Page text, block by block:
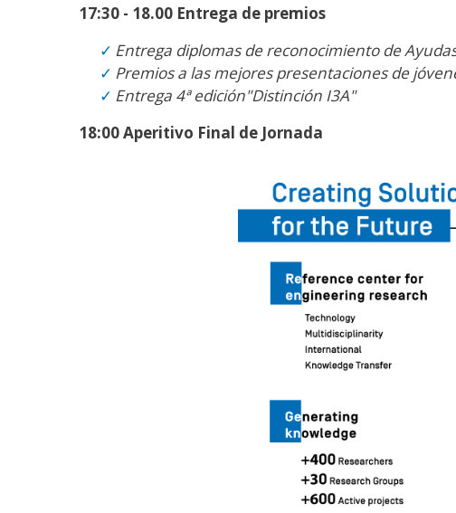
17:30 - 18.00 Entrega de premios
Entrega diplomas de reconocimiento de
Premios a las mejores presentaciones de
Entrega 4ª edición"Distinción I3A"
18:00 Aperitivo Final de Jornada